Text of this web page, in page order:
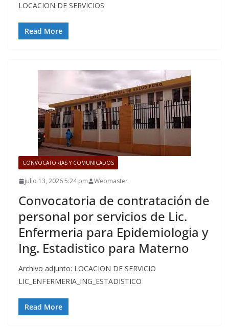
LOCACION DE SERVICIOS
Read More
CONVOCATORIAS Y COMUNICADOS
julio 13, 2026 5:24 pm Webmaster
Convocatoria de contratación de
personal por servicios de Lic.
Enfermeria para Epidemiologia y
Ing. Estadistico para Materno
Archivo adjunto: LOCACION DE SERVICIO
LIC_ENFERMERIA_ING_ESTADISTICO
Read More